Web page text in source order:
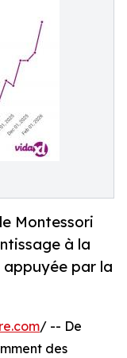
Montessori
à la
appuyée par la
/ -- De
des